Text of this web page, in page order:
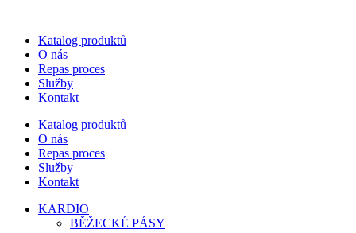
Katalog produktů
O nás
Repas proces
Služby
Kontakt
Katalog produktů
O nás
Repas proces
Služby
Kontakt
KARDIO
BĚŽECKÉ PÁSY